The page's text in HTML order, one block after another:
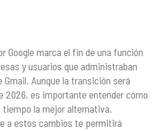
Google marca el fin de una función
y usuarios que administraban
Aunque la transición será
2026, es importante entender cómo
la mejor alternativa.
a estos cambios te permitirá